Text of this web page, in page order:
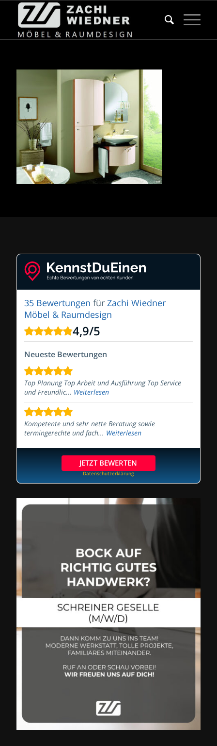
35 Bewertungen für Zachi Wiedner
Möbel & Raumdesign
4,9/5
Neueste Bewertungen
Top Planung Top Arbeit und Ausführung Top Service
und Freundlic... Weiterlesen
Kompetente und sehr nette Beratung sowie
termingerechte und fach... Weiterlesen
JETZT BEWERTEN
Datenschutzerklärung